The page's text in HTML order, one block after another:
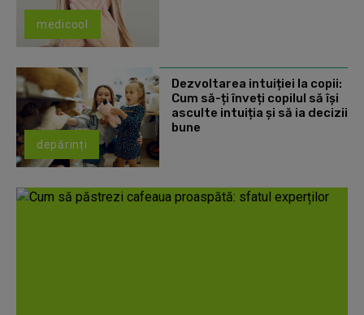
medicool
depărinți
Dezvoltarea intuiției la copii:
Cum să-ți înveți copilul să își
asculte intuiția și să ia decizii
bune